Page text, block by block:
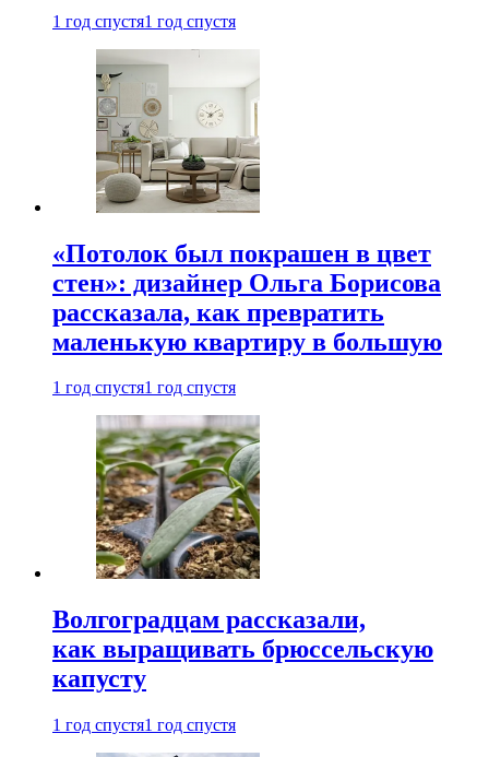
1 год спустя1 год спустя
«Потолок был покрашен в цвет
стен»: дизайнер Ольга Борисова
рассказала, как превратить
маленькую квартиру в большую
1 год спустя1 год спустя
Волгоградцам рассказали,
как выращивать брюссельскую
капусту
1 год спустя1 год спустя